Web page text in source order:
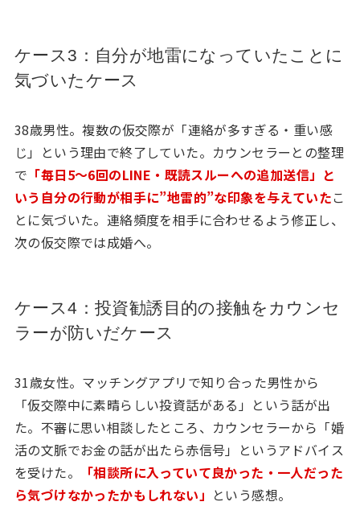
ケース3：自分が地雷になっていたことに
気づいたケース
38歳男性。複数の仮交際が「連絡が多すぎる・重い感
じ」という理由で終了していた。カウンセラーとの整理
で 「毎日5〜6回のLINE・既読スルーへの追加送信」と
いう自分の行動が相手に”地雷的”な印象を与えていたこ
とに気づいた。連絡頻度を相手に合わせるよう修正し、
次の仮交際では成婚へ。
ケース4：投資勧誘目的の接触をカウンセ
ラーが防いだケース
31歳女性。マッチングアプリで知り合った男性から
「仮交際中に素晴らしい投資話がある」という話が出
た。不審に思い相談したところ、カウンセラーから「婚
活の文脈でお金の話が出たら赤信号」というアドバイス
を受けた。
「相談所に入っていて良かった・一人だった
ら気づけなかったかもしれない」 という感想。